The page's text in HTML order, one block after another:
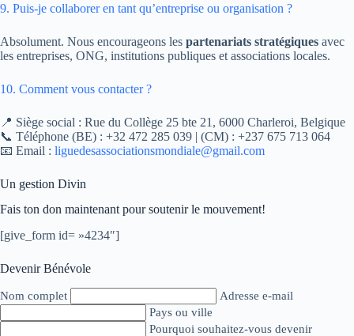
9. Puis-je collaborer en tant qu’entreprise ou organisation ?
Absolument. Nous encourageons les partenariats stratégiques avec
les entreprises, ONG, institutions publiques et associations locales.
10. Comment vous contacter ?
📍 Siège social : Rue du Collège 25 bte 21, 6000 Charleroi, Belgique
📞 Téléphone (BE) : +32 472 285 039 | (CM) : +237 675 713 064
📧 Email : liguedesassociationsmondiale@gmail.com
Un gestion Divin
Fais ton don maintenant pour soutenir le mouvement!
[give_form id= »4234″]
Devenir Bénévole
Nom complet
Adresse e-mail
Pays ou ville
Pourquoi souhaitez-vous devenir